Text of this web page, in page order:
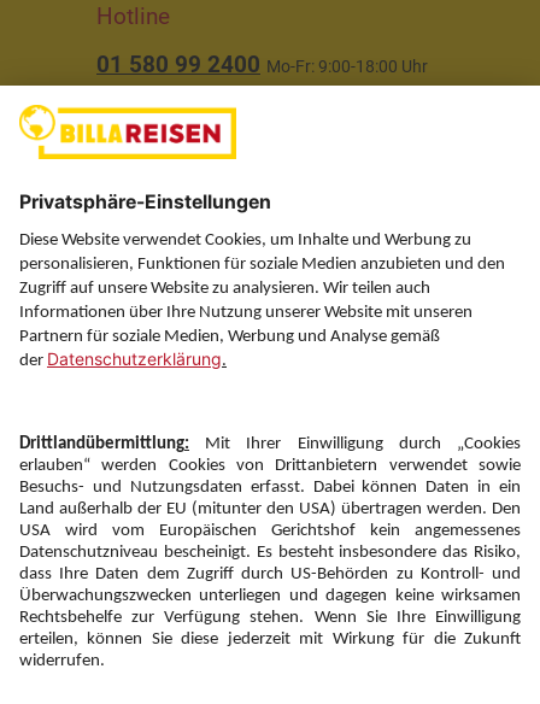
Hotline
01 580 99 2400 Mo-Fr: 9:00-18:00 Uhr
Über uns
Service
Information
Folgen Sie uns auf
Newsletter:
Anmelden